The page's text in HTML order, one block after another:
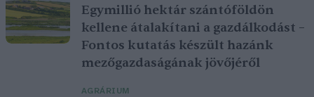
Egymillió hektár szántóföldön
kellene átalakítani a gazdálkodást –
Fontos kutatás készült hazánk
mezőgazdaságának jövőjéről
AGRÁRIUM